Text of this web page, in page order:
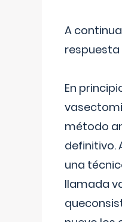
A
En
método
definitivo.
una
llamada